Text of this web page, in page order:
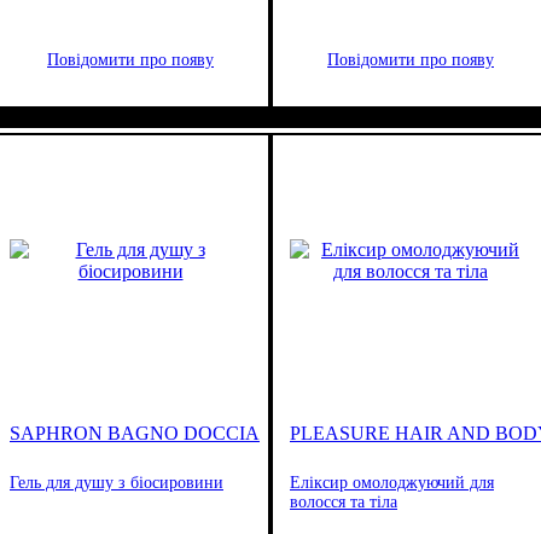
Повідомити про появу Повідомити про появу
SAPHRON BAGNO DOCCIA
Гель для душу з біосировини
PLEASURE HAIR AND
Еліксир омолоджуючий для
волосся та тіла